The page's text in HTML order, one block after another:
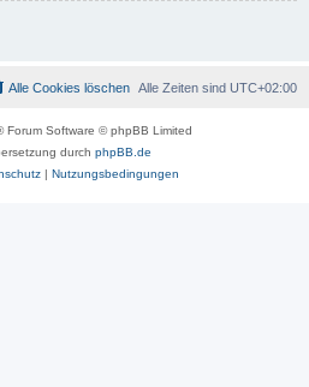
Alle Zeiten sind UTC+02:00
Alle Cookies löschen
Forum Software © phpBB Limited
durch phpBB.de
| Nutzungsbedingungen